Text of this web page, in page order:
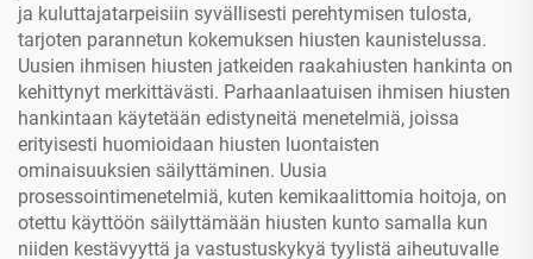
ja kuluttajatarpeisiin syvällisesti perehtymisen tulosta,
tarjoten parannetun kokemuksen hiusten kaunistelussa.
Uusien ihmisen hiusten jatkeiden raakahiusten hankinta on
kehittynyt merkittävästi. Parhaanlaatuisen ihmisen hiusten
hankintaan käytetään edistyneitä menetelmiä, joissa
erityisesti huomioidaan hiusten luontaisten
ominaisuuksien säilyttäminen. Uusia
prosessointimenetelmiä, kuten kemikaalittomia hoitoja, on
otettu käyttöön säilyttämään hiusten kunto samalla kun
niiden kestävyyttä ja vastustuskykyä tyylistä aiheutuvalle